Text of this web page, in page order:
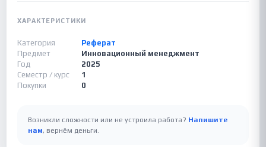
ХАРАКТЕРИСТИКИ
Категория
Реферат
Предмет
Инновационный менеджмент
Год
2025
Семестр / курс
1
Покупки
0
Возникли сложности или не устроила работа? Напишите
нам, вернём деньги.